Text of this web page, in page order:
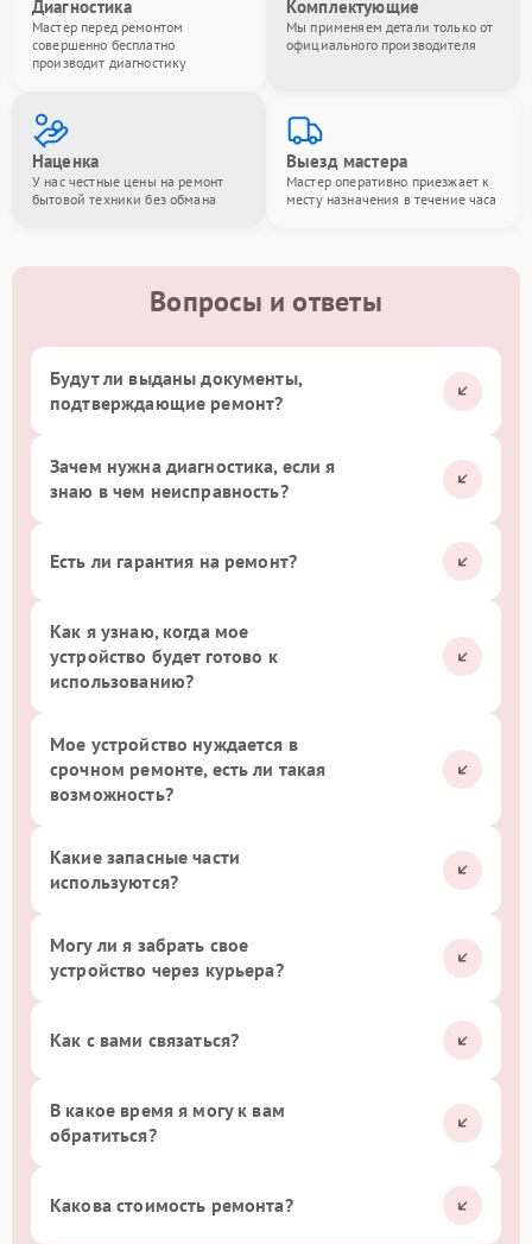
Диагностика
Мастер перед ремонтом
совершенно бесплатно
производит диагностику
Комплектующие
Мы применяем детали только от
официального производителя
Наценка
У нас честные цены на ремонт
бытовой техники без обмана
Выезд мастера
Мастер оперативно приезжает к
месту назначения в течение часа
Вопросы и ответы
Будут ли выданы документы,
подтверждающие ремонт?
Зачем нужна диагностика, если я
знаю в чем неисправность?
Есть ли гарантия на ремонт?
Как я узнаю, когда мое
устройство будет готово к
использованию?
Мое устройство нуждается в
срочном ремонте, есть ли такая
возможность?
Какие запасные части
используются?
Могу ли я забрать свое
устройство через курьера?
Как с вами связаться?
В какое время я могу к вам
обратиться?
Какова стоимость ремонта?